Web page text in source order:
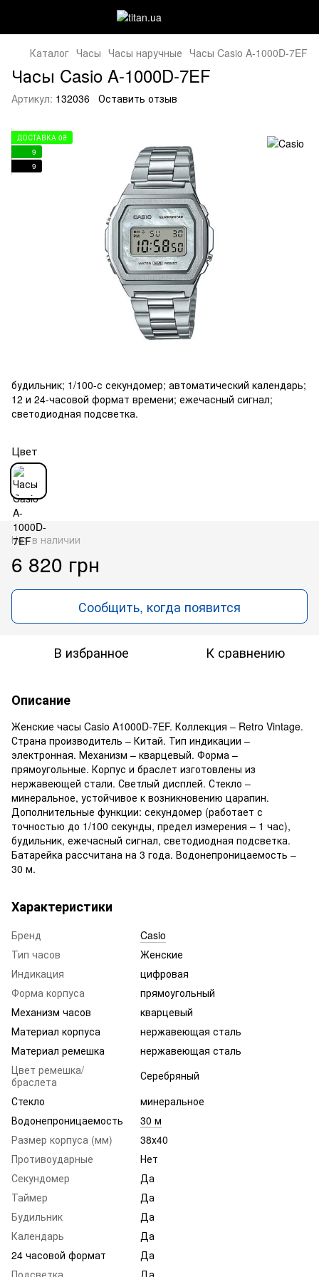
Каталог Часы Часы наручные Часы Casio A-1000D-7EF
Часы Casio A-1000D-7EF
Артикул: 132036 Оставить отзыв
ДОСТАВКА 0₴
9
9
будильник; 1/100-с секундомер; автоматический календарь;
12 и 24-часовой формат времени; ежечасный сигнал;
светодиодная подсветка.
Цвет
Нет в наличии
6 820 грн
Сообщить, когда появится
В избранное К сравнению
Описание
Женские часы Casio A1000D-7EF. Коллекция – Retro Vintage.
Страна производитель – Китай. Тип индикации –
электронная. Механизм – кварцевый. Форма –
прямоугольные. Корпус и браслет изготовлены из
нержавеющей стали. Светлый дисплей. Стекло –
минеральное, устойчивое к возникновению царапин.
Дополнительные функции: секундомер (работает с
точностью до 1/100 секунды, предел измерения – 1 час),
будильник, ежечасный сигнал, светодиодная подсветка.
Батарейка рассчитана на 3 года. Водонепроницаемость –
30 м.
Характеристики
Бренд
Casio
Тип часов
Женские
Индикация
цифровая
Форма корпуса
прямоугольный
Механизм часов
кварцевый
Материал корпуса
нержавеющая сталь
Материал ремешка
нержавеющая сталь
Цвет ремешка/
браслета
Серебряный
Стекло
минеральное
Водонепроницаемость
30 м
Размер корпуса (мм)
38х40
Противоударные
Нет
Секундомер
Да
Таймер
Да
Будильник
Да
Календарь
Да
24 часовой формат
Да
Подсветка
Да